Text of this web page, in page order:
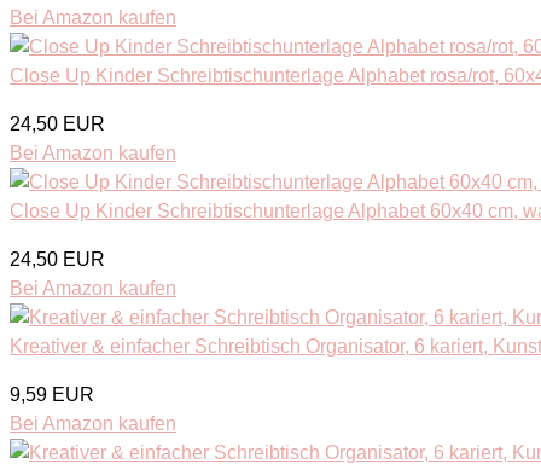
Bei Amazon kaufen
Close Up Kinder Schreibtischunterlage Alphabet rosa/rot,
24,50 EUR
Bei Amazon kaufen
Close Up Kinder Schreibtischunterlage Alphabet 60x40 cm,
24,50 EUR
Bei Amazon kaufen
Kreativer & einfacher Schreibtisch Organisator, 6 kariert,
9,59 EUR
Bei Amazon kaufen